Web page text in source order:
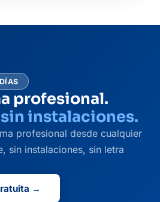
profesional.
instalaciones.
profesional desde cualquier
sin instalaciones, sin letra
→